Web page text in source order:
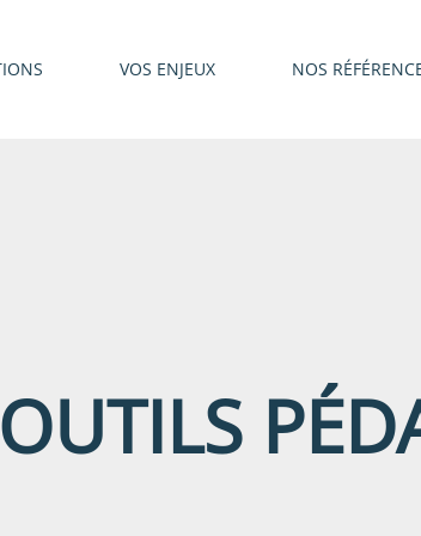
VOS ENJEUX NOS